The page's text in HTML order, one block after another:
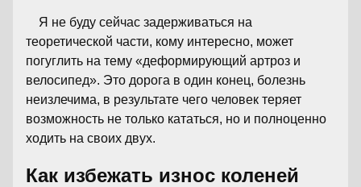
Я не буду сейчас задерживаться на
теоретической части, кому интересно, может
погуглить на тему «деформирующий артроз и
велосипед». Это дорога в один конец, болезнь
неизлечима, в результате чего человек теряет
возможность не только кататься, но и полноценно
ходить на своих двух.
Как избежать износ коленей